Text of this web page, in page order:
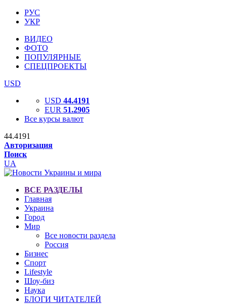
РУС
УКР
ВИДЕО
ФОТО
ПОПУЛЯРНЫЕ
СПЕЦПРОЕКТЫ
USD
USD 44.4191
EUR 51.2905
Все курсы валют
44.4191
Авторизация
Поиск
UA
ВСЕ РАЗДЕЛЫ
Главная
Украина
Город
Мир
Все новости раздела
Россия
Бизнес
Спорт
Lifestyle
Шоу-биз
Наука
БЛОГИ ЧИТАТЕЛЕЙ